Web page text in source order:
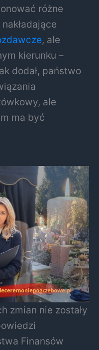
różne
, ale
kierunku –
dodał, państwo
ale
ma być
zmian nie zostały
Finansów